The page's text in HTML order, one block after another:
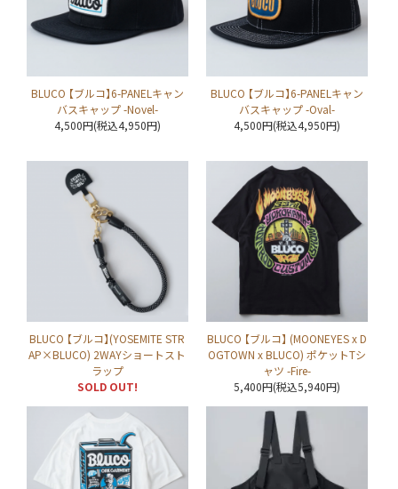
BLUCO 【ブルコ】6-PANELキャン
バスキャップ -Novel-
4,500円(税込4,950円)
BLUCO 【ブルコ】6-PANELキャン
バスキャップ -Oval-
4,500円(税込4,950円)
BLUCO 【ブルコ】(YOSEMITE STR
AP×BLUCO) 2WAYショートスト
ラップ
SOLD OUT!
BLUCO 【ブルコ】 (MOONEYES x D
OGTOWN x BLUCO) ポケットTシ
ャツ -Fire-
5,400円(税込5,940円)